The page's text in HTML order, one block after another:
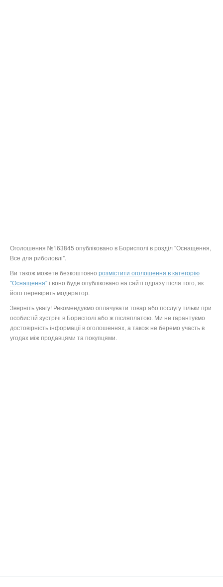
Оголошення №163845 опубліковано в Борисполі в розділ "Оснащення,
Все для риболовлі".
Ви також можете безкоштовно розмістити оголошення в категорію
"Оснащення"і воно буде опубліковано на сайті одразу після того, як
його перевірить модератор.
Зверніть увагу! Рекомендуємо оплачувати товар або послугу тільки при
особистій зустрічі в Борисполі або ж післяплатою. Ми не гарантуємо
достовірність інформації в оголошеннях, а також не беремо участь в
угодах між продавцями та покупцями.